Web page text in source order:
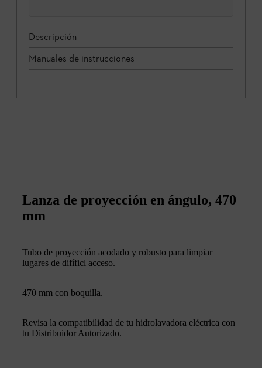
Descripción
Manuales de instrucciones
Lanza de proyección en ángulo, 470
mm
Tubo de proyección acodado y robusto para limpiar
lugares de difíficl acceso.
470 mm con boquilla.
Revisa la compatibilidad de tu hidrolavadora eléctrica con
tu Distribuidor Autorizado.